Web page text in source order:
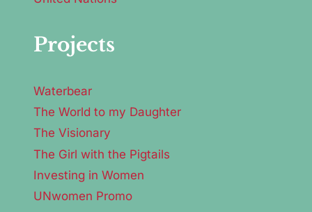
Projects
Waterbear
The World to my Daughter
The Visionary
The Girl with the Pigtails
Investing in Women
UNwomen Promo